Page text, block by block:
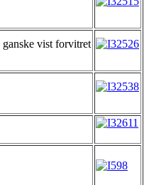
vist forvitret